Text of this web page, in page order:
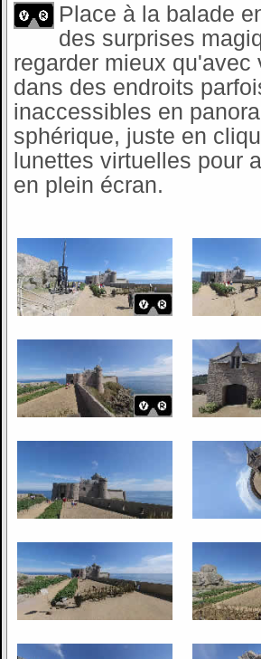
Place à la balade
des surprises
regarder mieux qu'avec
dans des endroits
inaccessibles en
sphérique, juste en
lunettes virtuelles pour
en plein écran.